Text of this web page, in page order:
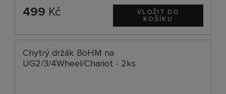
499 Kč
Chytrý držák BöHM na
UG2/3/4Wheel/Chariot - 2ks